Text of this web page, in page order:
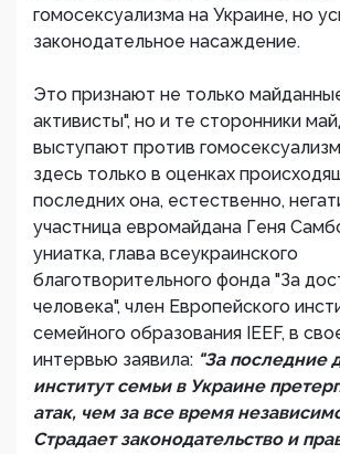
гомосексуализма на Украине, но
законодательное насаждение.
Это признают не только
активисты", но и те сторонники
выступают против
здесь только в оценках
последних она, естественно,
участница евромайдана Геня
униатка, глава всеукраинского
благотворительного фонда "За
человека", член Европейского
семейного образования IEEF, в
интервью заявила: "За последние
институт семьи в Украине
атак, чем за все время
Страдает законодательство и